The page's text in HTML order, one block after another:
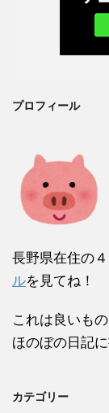
プロフィール
長野県在住の
ルを見てね！
これは良いも
ほのぼの日記
カテゴリー